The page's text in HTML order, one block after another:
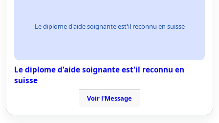
Le diplome d'aide soignante est'il reconnu en suisse
Le diplome d'aide soignante est'il reconnu en
suisse
Voir l'Message